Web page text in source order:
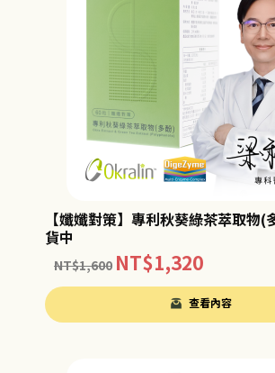
【孅孅對策】專利秋葵綠茶萃取物(
貨中
NT$1,600 NT$1,320
查看內容